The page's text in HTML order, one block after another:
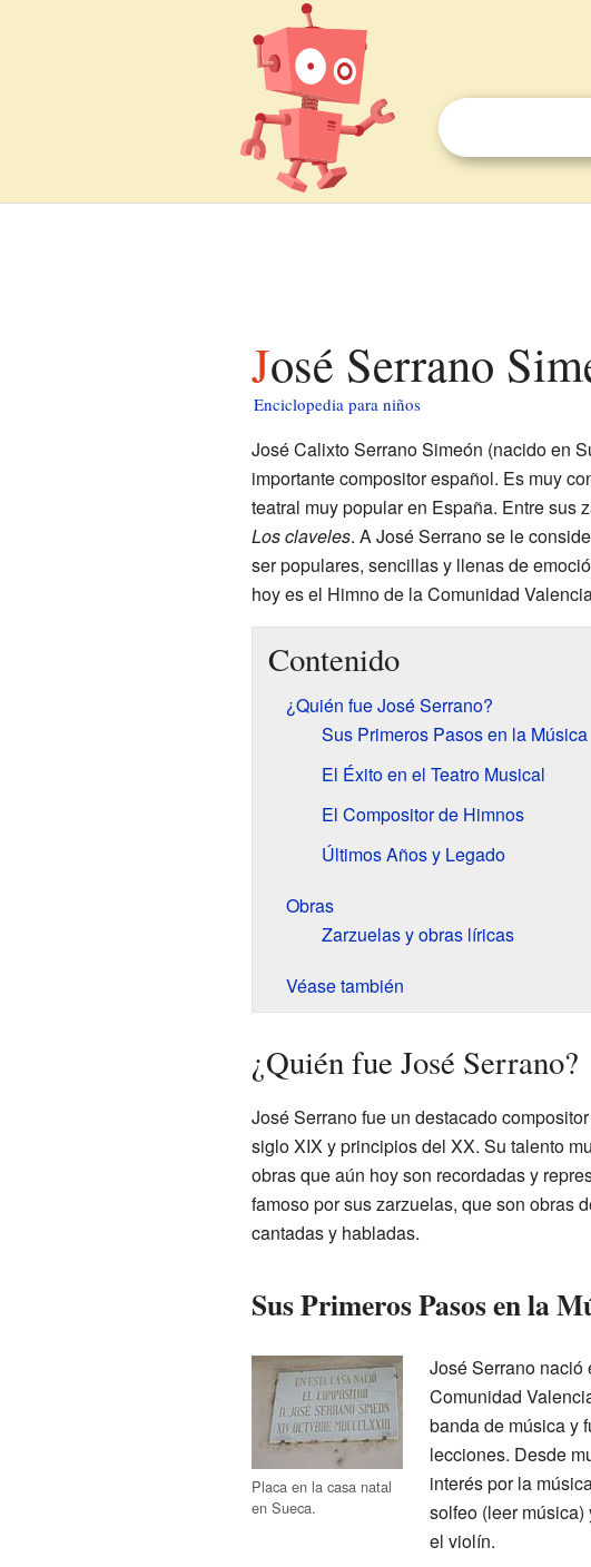
José Serrano
Enciclopedia para niños
José Calixto Serrano Simeón (nacido en
importante compositor español. Es muy
teatral muy popular en España. Entre sus
Los claveles. A José Serrano se le
ser populares, sencillas y llenas de
hoy es el Himno de la Comunidad
Contenido
¿Quién fue José Serrano?
Sus Primeros Pasos en la Música
El Éxito en el Teatro Musical
El Compositor de Himnos
Últimos Años y Legado
Obras
Zarzuelas y obras líricas
Véase también
¿Quién fue José Serrano?
José Serrano fue un destacado
siglo XIX y principios del XX. Su talento
obras que aún hoy son recordadas y
famoso por sus zarzuelas, que son obras
cantadas y habladas.
Sus Primeros Pasos en la
Placa en la casa natal
en Sueca.
José Serrano nació
Comunidad
banda de música y
lecciones. Desde
interés por la
solfeo (leer
el violín.